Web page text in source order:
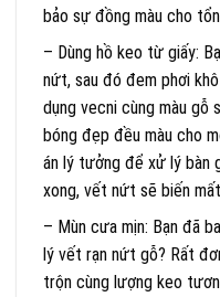
bảo sự đồng màu cho
– Dùng hồ keo từ giấy:
nứt, sau đó đem phơi
dụng vecni cùng màu gỗ
bóng đẹp đều màu cho
án lý tưởng để xử lý bàn
xong, vết nứt sẽ biến
– Mùn cưa mịn: Bạn đã
lý vết rạn nứt gỗ? Rất
trộn cùng lượng keo